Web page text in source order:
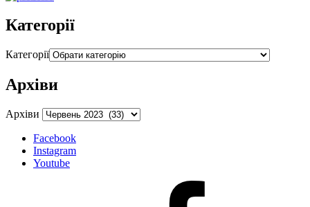
Категорії
Категорії
Архіви
Архіви
Facebook
Instagram
Youtube